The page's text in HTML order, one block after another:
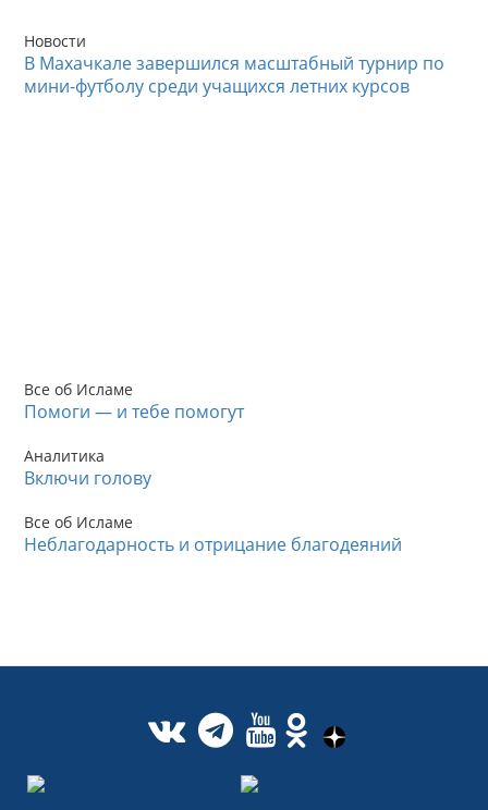
Новости
В Махачкале завершился масштабный турнир по
мини-футболу среди учащихся летних курсов
Все об Исламе
Помоги — и тебе помогут
Аналитика
Включи голову
Все об Исламе
Неблагодарность и отрицание благодеяний